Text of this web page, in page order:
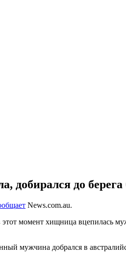
добирался до
News.com.au.
момент хищница вцепилась
мужчина добрался в